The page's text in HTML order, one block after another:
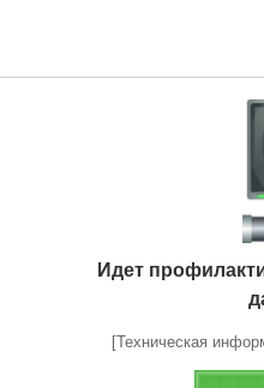
Идет
[Техническая